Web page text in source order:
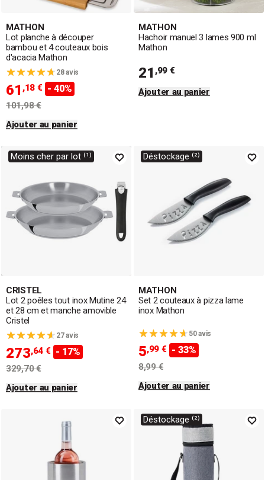
MATHON
Lot planche à découper
bambou et 4 couteaux bois
d'acacia Mathon
28 avis
61 ,18 € - 40%
101,98 €
Ajouter au panier
MATHON
Hachoir manuel 3 lames 900 ml
Mathon
21 ,99 €
Ajouter au panier
Moins cher par lot ⁽¹⁾
CRISTEL
Lot 2 poêles tout inox Mutine 24
et 28 cm et manche amovible
Cristel
27 avis
273,64 € - 17%
329,70 €
Ajouter au panier
Déstockage ⁽²⁾
MATHON
Set 2 couteaux à pizza lame
inox Mathon
50 avis
5,99 € - 33%
8,99 €
Ajouter au panier
Déstockage ⁽²⁾